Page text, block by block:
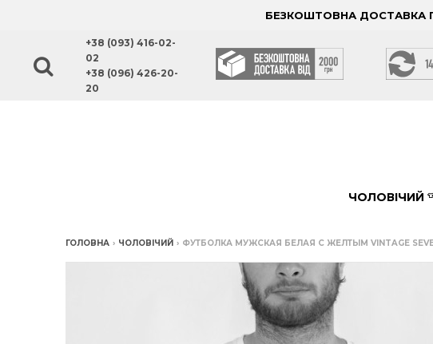
БЕЗКОШТОВНА ДОСТАВКА
+38 (093) 416-02-
02
+38 (096) 426-20-
20
ЧОЛОВІЧИЙ 👕
ГОЛОВНА › ЧОЛОВІЧИЙ › ФУТБОЛКА МУЖСКАЯ БЕЛАЯ С ЖЕЛТЫМ VINTAGE